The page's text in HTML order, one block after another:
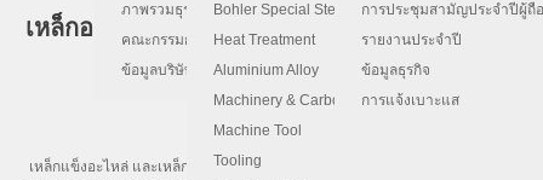
ภาพรวมธุรกิจ
คณะกรรมการบริษัท
ข้อมูลบริษัท
Bohler Special Steel
Heat Treatment
Aluminium Alloy
Machinery & Carbon Steels
Machine Tool
Tooling
การประชุมสามัญประจำปีผู้ถื
รายงานประจำปี
ข้อมูลธุรกิจ
การแจ้งเบาะแส
เหล็กอะไหล่และเหล็กแข็งคาร์บอน
เหล็กแข็งอะไหล่ และเหล็กคาร์บอนปานกลาง ขุบแข็งได้ง่าย ทนทานการเสียดสี